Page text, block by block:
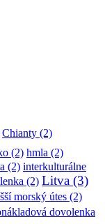
Chianty (2)
(2) hmla (2)
(2) interkulturálne
(2) Litva (3)
morský útes (2)
dovolenka